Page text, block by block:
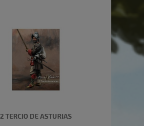
2 TERCIO DE ASTURIAS